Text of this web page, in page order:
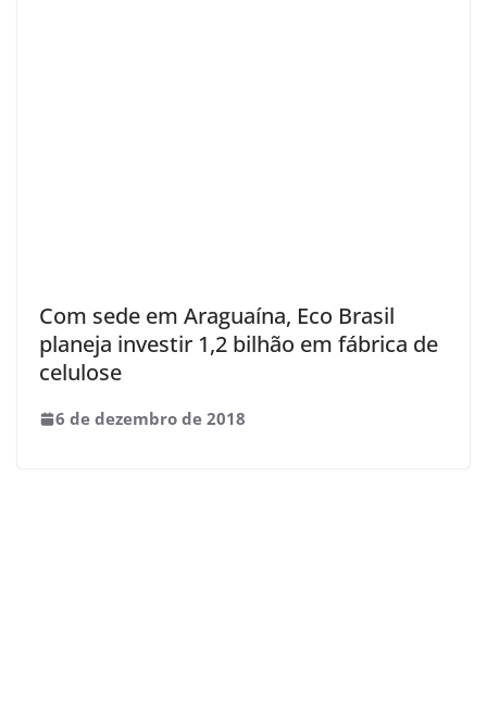
Com sede em Araguaína, Eco Brasil
planeja investir 1,2 bilhão em fábrica de
celulose
6 de dezembro de 2018